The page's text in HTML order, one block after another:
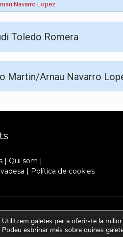
Navarro Lopez
Toledo Romera
Martin/Arnau Navarro
| Qui som |
| Política de cookies
Utilitzem galetes per a oferir-te la
Podeu esbrinar més sobre quines